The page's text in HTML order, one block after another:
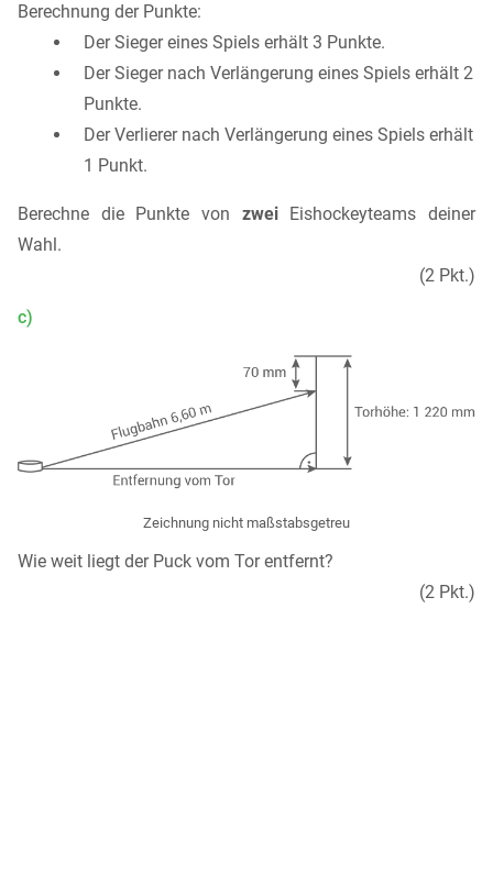
Berechnung der Punkte:
Der Sieger eines Spiels erhält 3 Punkte.
Der Sieger nach Verlängerung eines Spiels erhält 2
Punkte.
Der Verlierer nach Verlängerung eines Spiels erhält
1 Punkt.
Berechne die Punkte von zweiEishockeyteams deiner
Wahl.
(2 Pkt.)
c)
Zeichnung nicht maßstabsgetreu
Wie weit liegt der Puck vom Tor entfernt?
(2 Pkt.)